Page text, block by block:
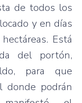
de todos los
y en días
Está
del portón,
para que
donde podrán